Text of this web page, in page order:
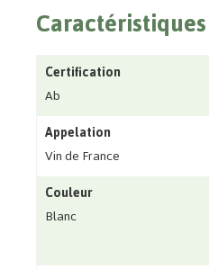
Caractéristiques
Certification
Ab
Appelation
Vin de France
Couleur
Blanc